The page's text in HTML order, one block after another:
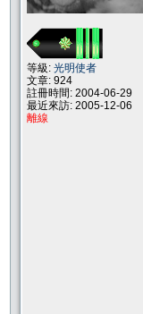
等級: 光明使者
文章: 924
註冊時間: 2004-06-29
最近來訪: 2005-12-06
離線